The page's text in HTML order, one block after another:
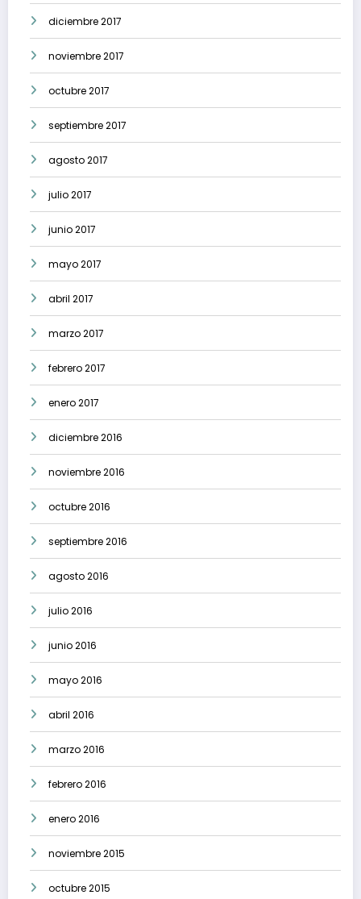
diciembre 2017
noviembre 2017
octubre 2017
septiembre 2017
agosto 2017
julio 2017
junio 2017
mayo 2017
abril 2017
marzo 2017
febrero 2017
enero 2017
diciembre 2016
noviembre 2016
octubre 2016
septiembre 2016
agosto 2016
julio 2016
junio 2016
mayo 2016
abril 2016
marzo 2016
febrero 2016
enero 2016
noviembre 2015
octubre 2015